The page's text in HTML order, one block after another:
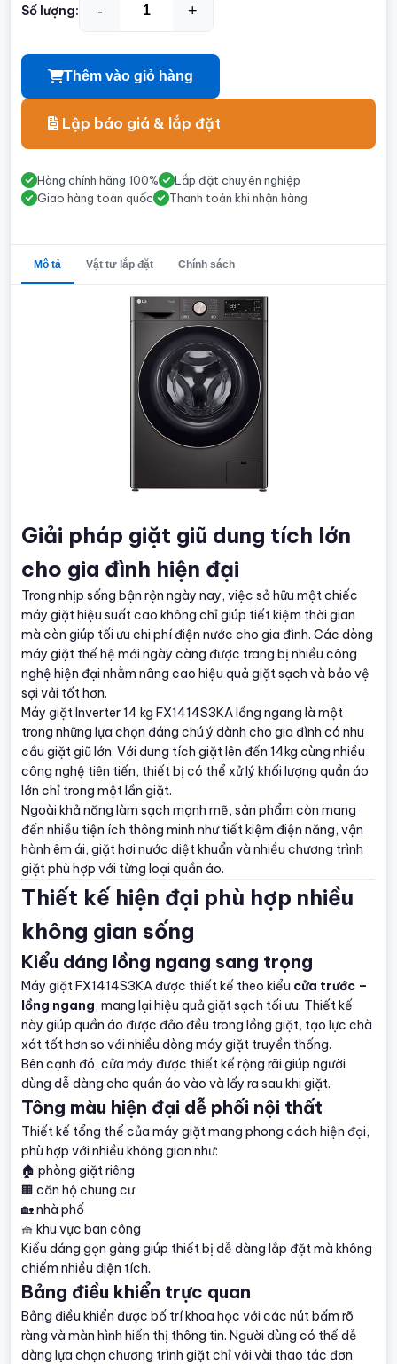
Số lượng: - +
Thêm vào giỏ hàng
Lập báo giá & lắp đặt
Hàng chính hãng 100%
Lắp đặt chuyên nghiệp
Giao hàng toàn quốc
Thanh toán khi nhận hàng
Mô tả Vật tư lắp đặt Chính sách
Giải pháp giặt giũ dung tích lớn
cho gia đình hiện đại
Trong nhịp sống bận rộn ngày nay, việc sở hữu một chiếc
máy giặt hiệu suất cao không chỉ giúp tiết kiệm thời gian
mà còn giúp tối ưu chi phí điện nước cho gia đình. Các dòng
máy giặt thế hệ mới ngày càng được trang bị nhiều công
nghệ hiện đại nhằm nâng cao hiệu quả giặt sạch và bảo vệ
sợi vải tốt hơn.
Máy giặt Inverter 14 kg FX1414S3KA lồng ngang là một
trong những lựa chọn đáng chú ý dành cho gia đình có nhu
cầu giặt giũ lớn. Với dung tích giặt lên đến 14kg cùng nhiều
công nghệ tiên tiến, thiết bị có thể xử lý khối lượng quần áo
lớn chỉ trong một lần giặt.
Ngoài khả năng làm sạch mạnh mẽ, sản phẩm còn mang
đến nhiều tiện ích thông minh như tiết kiệm điện năng, vận
hành êm ái, giặt hơi nước diệt khuẩn và nhiều chương trình
giặt phù hợp với từng loại quần áo.
Thiết kế hiện đại phù hợp nhiều
không gian sống
Kiểu dáng lồng ngang sang trọng
Máy giặt FX1414S3KA được thiết kế theo kiểu cửa trước –
lồng ngang, mang lại hiệu quả giặt sạch tối ưu. Thiết kế
này giúp quần áo được đảo đều trong lồng giặt, tạo lực chà
xát tốt hơn so với nhiều dòng máy giặt truyền thống.
Bên cạnh đó, cửa máy được thiết kế rộng rãi giúp người
dùng dễ dàng cho quần áo vào và lấy ra sau khi giặt.
Tông màu hiện đại dễ phối nội thất
Thiết kế tổng thể của máy giặt mang phong cách hiện đại,
phù hợp với nhiều không gian như:
🏠 phòng giặt riêng
🏢 căn hộ chung cư
🏡 nhà phố
🧺 khu vực ban công
Kiểu dáng gọn gàng giúp thiết bị dễ dàng lắp đặt mà không
chiếm nhiều diện tích.
Bảng điều khiển trực quan
Bảng điều khiển được bố trí khoa học với các nút bấm rõ
ràng và màn hình hiển thị thông tin. Người dùng có thể dễ
dàng lựa chọn chương trình giặt chỉ với vài thao tác đơn